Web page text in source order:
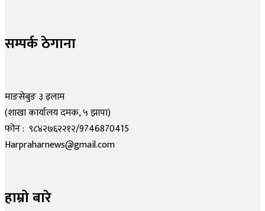
सम्पर्क ठेगाना
माङसेबुङ ३ इलाम
(शाखा कार्यालय दमक, ५ झापा)
फोन : ९८४२७६२२१२/9746870415
Harpraharnews@gmail.com
हाम्रो बारे